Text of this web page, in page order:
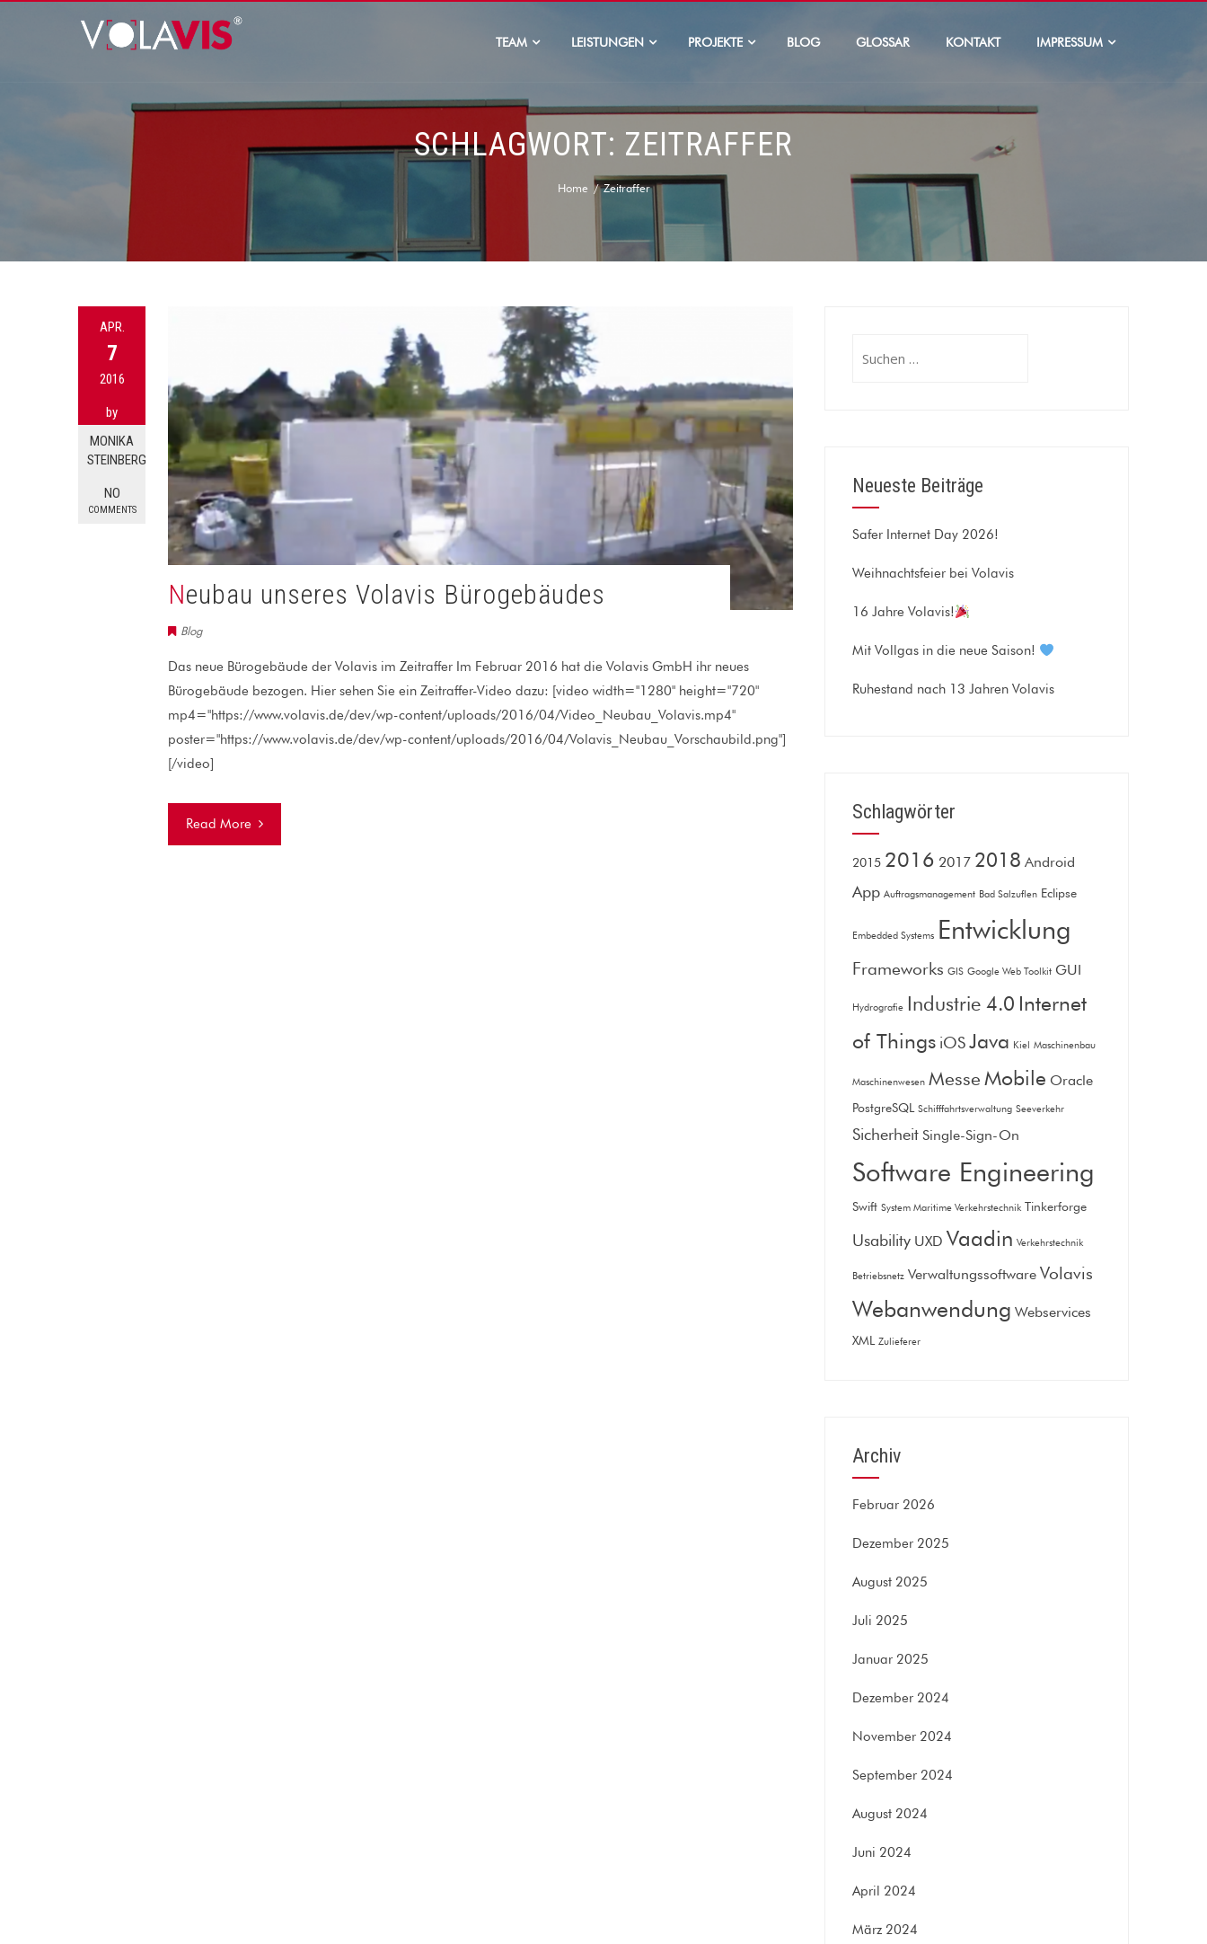
TEAM LEISTUNGEN PROJEKTE BLOG GLOSSAR KONTAKT IMPRESSUM
SCHLAGWORT: ZEITRAFFER
Home Zeitraffer
APR.
7
2016
by
MONIKA
STEINBERG
NO
COMMENTS
Neubau unseres Volavis Bürogebäudes
Blog
Das neue Bürogebäude der Volavis im Zeitraffer Im Februar 2016 hat die Volavis GmbH ihr neues
Bürogebäude bezogen. Hier sehen Sie ein Zeitraffer-Video dazu: [video width="1280" height="720"
mp4="https://www.volavis.de/dev/wp-content/uploads/2016/04/Video_Neubau_Volavis.mp4"
poster="https://www.volavis.de/dev/wp-content/uploads/2016/04/Volavis_Neubau_Vorschaubild.png"]
[/video]
Read More
nach:
Neueste Beiträge
Safer Internet Day 2026!
Weihnachtsfeier bei Volavis
16 Jahre Volavis!
Mit Vollgas in die neue Saison!
Ruhestand nach 13 Jahren Volavis
Schlagwörter
2015 2016 2017 2018 Android
App Auftragsmanagement Bad Salzuflen Eclipse
Embedded Systems Entwicklung
Frameworks GIS Google Web Toolkit GUI
Hydrografie Industrie 4.0 Internet
of Things iOS Java Kiel Maschinenbau
Maschinenwesen Messe Mobile Oracle
PostgreSQL Schifffahrtsverwaltung Seeverkehr
Sicherheit Single-Sign-On
Software Engineering
Swift System Maritime Verkehrstechnik Tinkerforge
Usability UXD Vaadin Verkehrstechnik
Betriebsnetz Verwaltungssoftware Volavis
Webanwendung Webservices
XML Zulieferer
Archiv
Februar 2026
Dezember 2025
August 2025
Juli 2025
Januar 2025
Dezember 2024
November 2024
September 2024
August 2024
Juni 2024
April 2024
März 2024